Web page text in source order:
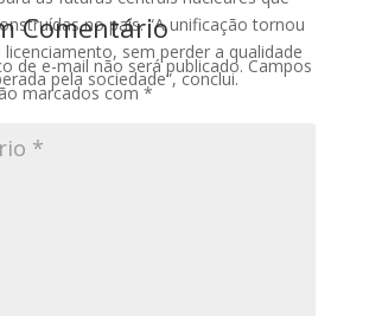
no país. “A unificação tornou
sem perder a qualidade
pela sociedade”, conclui.
Comentário
de e-mail não será publicado. Campos
marcados com *